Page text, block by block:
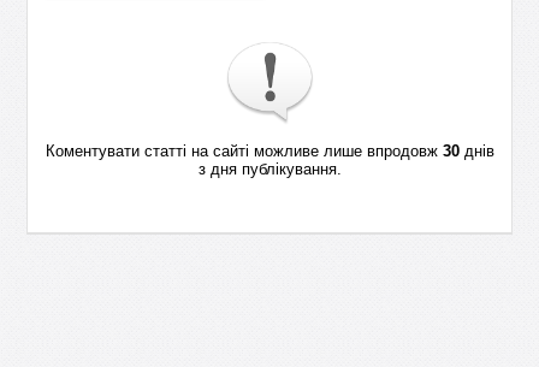
Коментувати статті на сайті можливе лише впродовж 30днів
з дня публікування.